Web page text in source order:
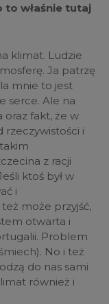
to właśnie tutaj
klimat. Ludzie
Ja patrzę
mnie to jest
serce. Ale na
oraz fakt, że w
rzeczywistości i
z racji
ktoś był w
i
może przyjść,
otwarta i
Problem
No i też
do nas sami
również i